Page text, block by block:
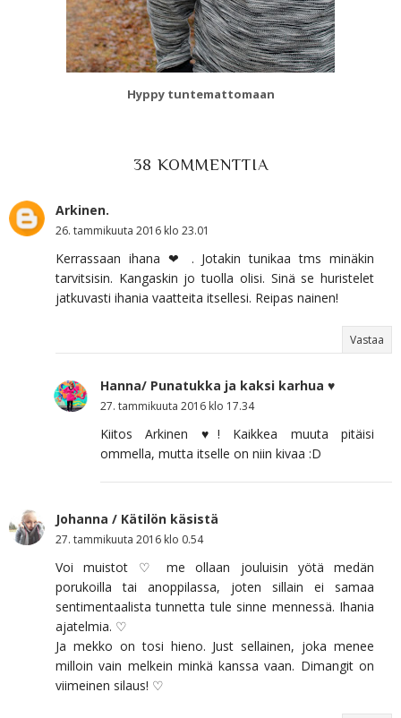
Hyppy tuntemattomaan
38 KOMMENTTIA
Arkinen.
26. tammikuuta 2016 klo 23.01
Kerrassaan ihana ❤ . Jotakin tunikaa tms minäkin
tarvitsisin. Kangaskin jo tuolla olisi. Sinä se huristelet
jatkuvasti ihania vaatteita itsellesi. Reipas nainen!
Vastaa
Hanna/ Punatukka ja kaksi karhua ♥
27. tammikuuta 2016 klo 17.34
Kiitos Arkinen ♥! Kaikkea muuta pitäisi
ommella, mutta itselle on niin kivaa :D
Johanna / Kätilön käsistä
27. tammikuuta 2016 klo 0.54
Voi muistot ♡ me ollaan jouluisin yötä medän
porukoilla tai anoppilassa, joten sillain ei samaa
sentimentaalista tunnetta tule sinne mennessä. Ihania
ajatelmia. ♡
Ja mekko on tosi hieno. Just sellainen, joka menee
milloin vain melkein minkä kanssa vaan. Dimangit on
viimeinen silaus! ♡